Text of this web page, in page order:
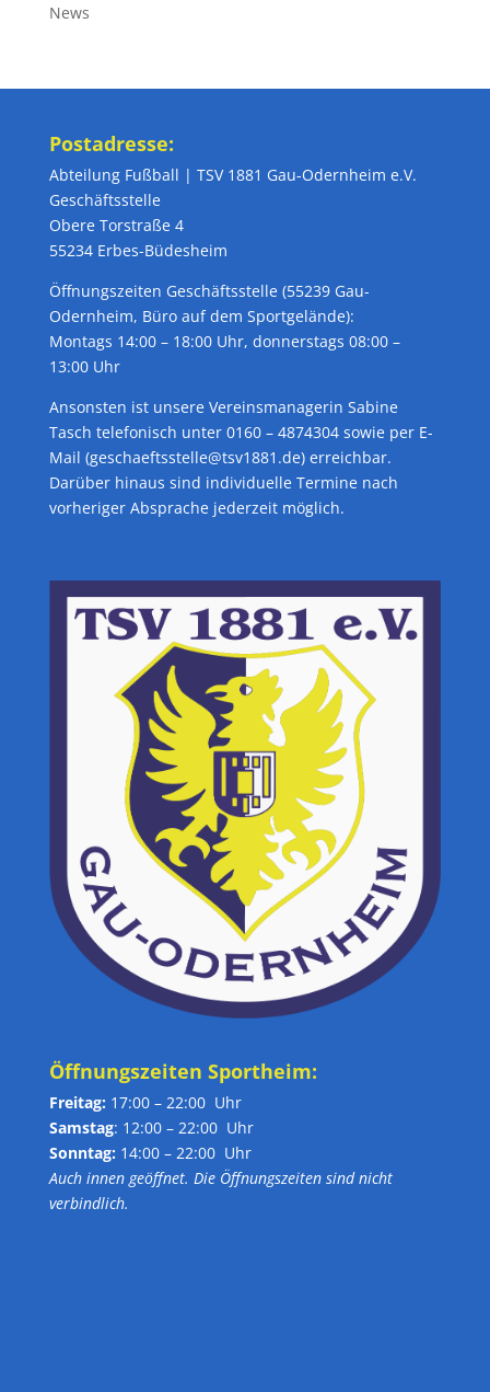
News
Postadresse:
Abteilung Fußball | TSV 1881 Gau-Odernheim e.V.
Geschäftsstelle
Obere Torstraße 4
55234 Erbes-Büdesheim
Öffnungszeiten Geschäftsstelle (55239 Gau-
Odernheim, Büro auf dem Sportgelände):
Montags 14:00 – 18:00 Uhr, donnerstags 08:00 –
13:00 Uhr
Ansonsten ist unsere Vereinsmanagerin Sabine
Tasch telefonisch unter 0160 – 4874304 sowie per E-
Mail (geschaeftsstelle@tsv1881.de) erreichbar.
Darüber hinaus sind individuelle Termine nach
vorheriger Absprache jederzeit möglich.
Öffnungszeiten Sportheim:
Freitag: 17:00 – 22:00 Uhr
Samstag: 12:00 – 22:00 Uhr
Sonntag: 14:00 – 22:00 Uhr
Auch innen geöffnet. Die Öffnungszeiten sind nicht
verbindlich.